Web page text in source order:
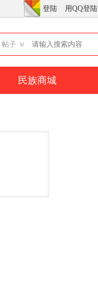
登陆 用QQ登陆
帖子
民族商城